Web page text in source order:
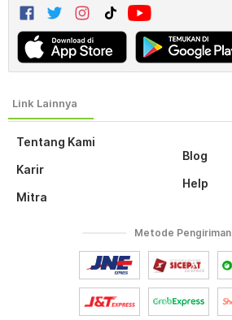
Tentang Kami
Karir
Mitra
Blog
Help
Metode Pengiriman